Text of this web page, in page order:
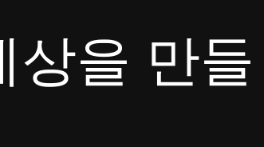
상을 만들